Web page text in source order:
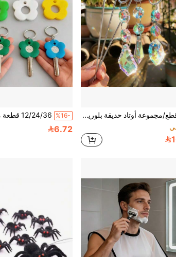
3 قطع/مجموعة أوتاد حديقة بلورية، مصائد الشمس، إكسسوارات ديكور حديقة صغيرة، زخارف أصص النباتات الصغيرة، ديكور معلق بلوري ملون، جميل في ضوء الشمس، مصنوع من مادة أكريليك عالية الجودة وقوية وسهلة الصيانة
%16-
6.72